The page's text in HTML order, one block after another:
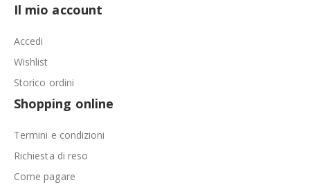
Il mio account
Accedi
Wishlist
Storico ordini
Shopping online
Termini e condizioni
Richiesta di reso
Come pagare